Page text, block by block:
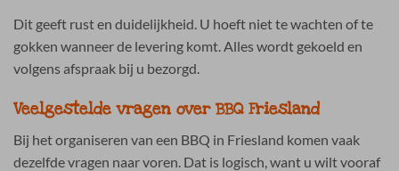
Dit geeft rust en duidelijkheid. U hoeft niet te wachten of te
gokken wanneer de levering komt. Alles wordt gekoeld en
volgens afspraak bij u bezorgd.
Veelgestelde vragen over BBQ Friesland
Bij het organiseren van een BBQ in Friesland komen vaak
dezelfde vragen naar voren. Dat is logisch, want u wilt vooraf